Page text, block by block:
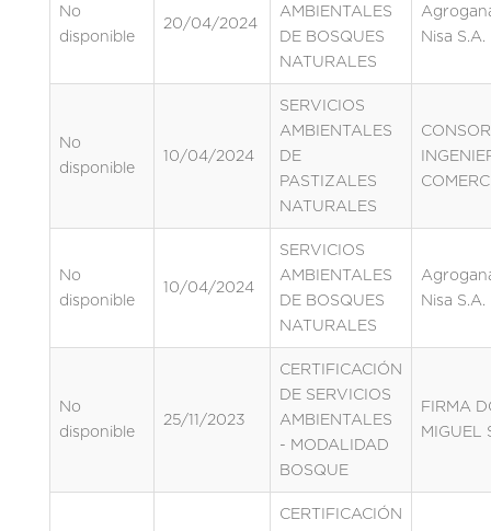
No
disponible
20/04/2024
AMBIENTALES
DE BOSQUES
NATURALES
Nisa S.A.
No
disponible
10/04/2024
SERVICIOS
AMBIENTALES
DE
PASTIZALES
NATURALES
No
disponible
10/04/2024
SERVICIOS
AMBIENTALES
DE BOSQUES
NATURALES
Nisa S.A.
No
disponible
25/11/2023
CERTIFICACIÓN
DE SERVICIOS
AMBIENTALES
- MODALIDAD
BOSQUE
FIRMA
MIGUEL
CERTIFICACIÓN